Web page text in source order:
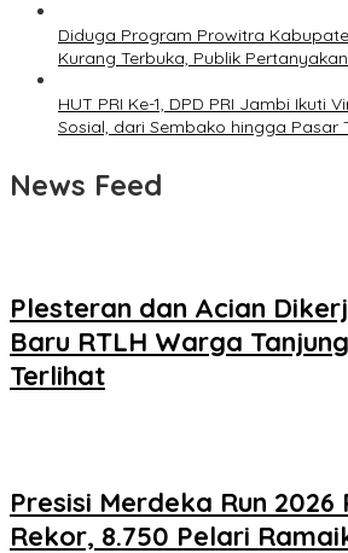
Diduga Program Prowitra
Kurang Terbuka, Publik
HUT PRI Ke-1, DPD PRI Jambi Ikuti
Sosial, dari Sembako hingga Pasar
News Feed
Plesteran dan Acian
Baru RTLH Warga
Terlihat
Presisi Merdeka Run 2026
Rekor, 8.750 Pelari